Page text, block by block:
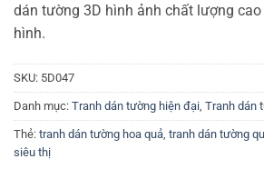
dán tường 3D hình ảnh chất lượng
hình.
SKU: 5D047
Danh mục: Tranh dán tường hiện đại Tranh dán
Thẻ: tranh dán tường hoa quả tranh dán tường
siêu thị